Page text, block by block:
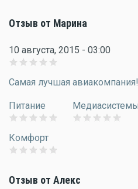
Отзыв от Марина
10 августа, 2015 - 03:00
Самая лучшая
Питание Медиасистемы
Комфорт
Отзыв от Алекс